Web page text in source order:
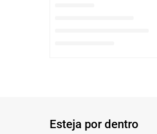
Esteja por dentro